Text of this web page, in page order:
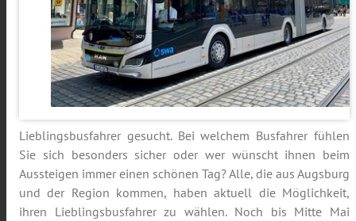
Lieblingsbusfahrer gesucht. Bei welchem Busfahrer fühlen
Sie sich besonders sicher oder wer wünscht ihnen beim
Aussteigen immer einen schönen Tag? Alle, die aus Augsburg
und der Region kommen, haben aktuell die Möglichkeit,
ihren Lieblingsbusfahrer zu wählen. Noch bis Mitte Mai